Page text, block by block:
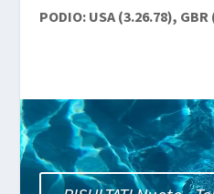
PODIO: USA (3.26.78),